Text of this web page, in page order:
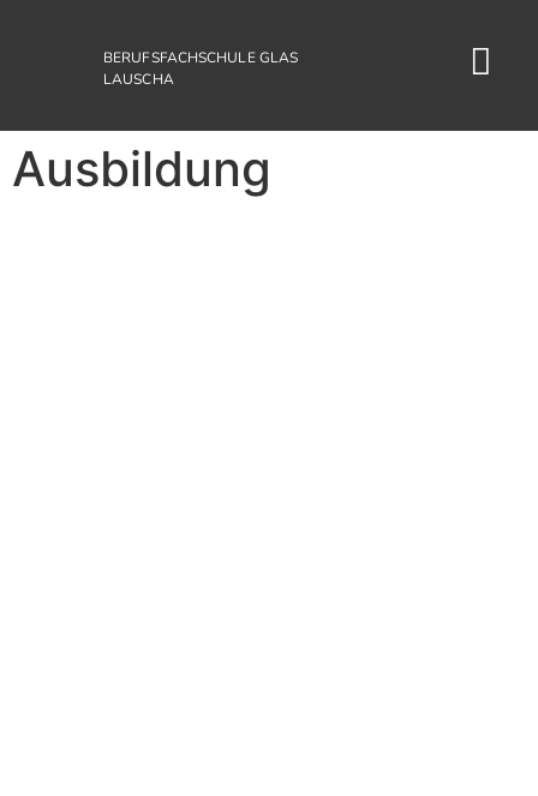
BERUFSFACHSCHULE GLAS
LAUSCHA
Ausbildung